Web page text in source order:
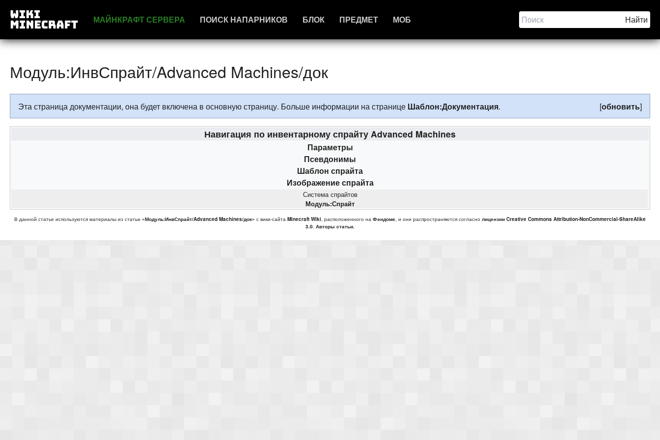
МАЙНКРАФТ СЕРВЕРА ПОИСК НАПАРНИКОВ БЛОК ПРЕДМЕТ МОБ
Модуль:ИнвСпрайт/Advanced Machines/док
[обновить]
Эта страница документации, она будет включена в основную страницу. Больше информации на странице Шаблон:Документация.
Навигация по инвентарному спрайту Advanced Machines
Параметры
Псевдонимы
Шаблон спрайта
Изображение спрайта
Система спрайтов
Модуль:Спрайт
В данной статье используются материалы из статьи «Модуль:ИнвСпрайт/Advanced Machines/док» с вики-сайта Minecraft Wiki, расположенного на Фэндоме, и они распространяются согласно лицензии Creative Commons Attribution-NonCommercial-ShareAlike
3.0. Авторы статьи.